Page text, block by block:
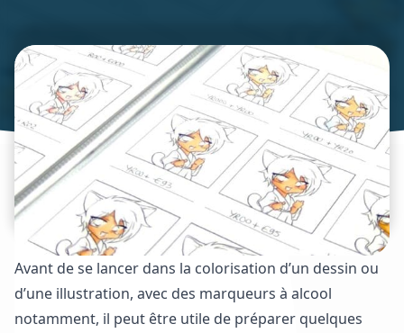
Avant de se lancer dans la colorisation d’un dessin ou
d’une illustration, avec des marqueurs à alcool
notamment, il peut être utile de préparer quelques